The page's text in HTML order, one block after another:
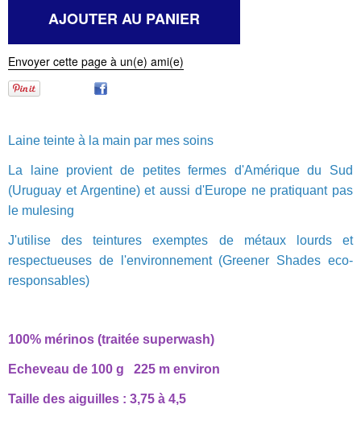
Envoyer cette page à un(e) ami(e)
Laine teinte à la main par mes soins
La laine provient de petites fermes d'Amérique du Sud
(Uruguay et Argentine) et aussi d'Europe ne pratiquant pas
le mulesing
J'utilise des teintures exemptes de métaux lourds et
respectueuses de l'environnement (Greener Shades eco-
responsables)
100% mérinos (traitée superwash)
Echeveau de 100 g 225 m environ
Taille des aiguilles : 3,75 à 4,5